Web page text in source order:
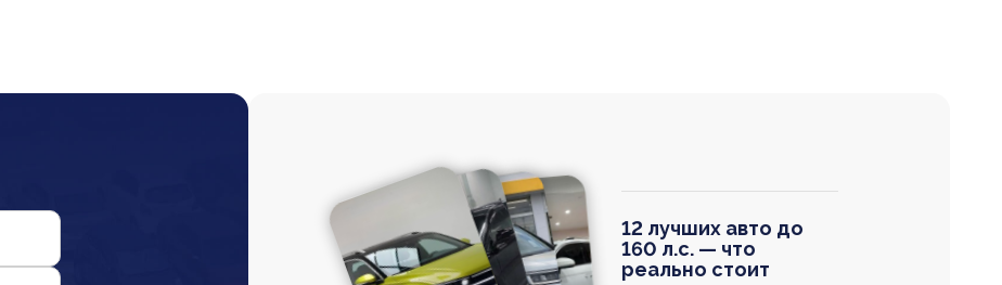
12 лучших авто до
160 л.с. — что
реально стоит